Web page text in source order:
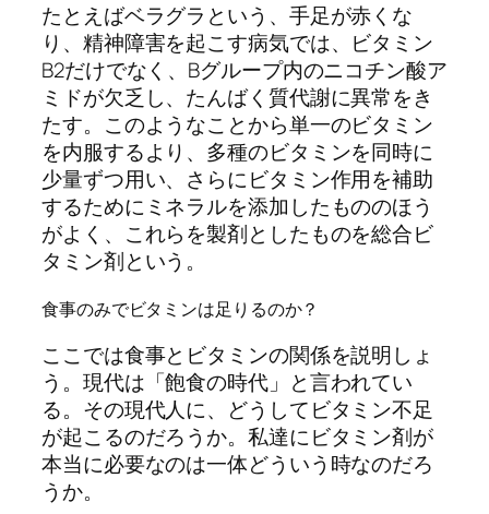
たとえばベラグラという、手足が赤くな
り、精神障害を起こす病気では、ビタミン
B2だけでなく、Bグループ内のニコチン酸ア
ミドが欠乏し、たんばく質代謝に異常をき
たす。このようなことから単一のビタミン
を内服するより、多種のビタミンを同時に
少量ずつ用い、さらにビタミン作用を補助
するためにミネラルを添加したもののほう
がよく、これらを製剤としたものを総合ビ
タミン剤という。
食事のみでビタミンは足りるのか？
ここでは食事とビタミンの関係を説明しょ
う。現代は「飽食の時代」と言われてい
る。その現代人に、どうしてビタミン不足
が起こるのだろうか。私達にビタミン剤が
本当に必要なのは一体どういう時なのだろ
うか。